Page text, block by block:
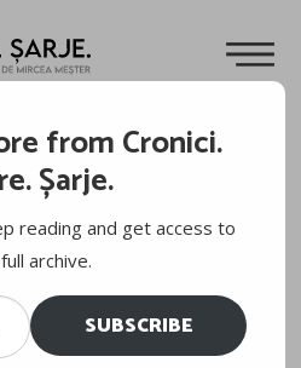
from Cronici.
Șarje.
reading and get access to
archive.
SUBSCRIBE